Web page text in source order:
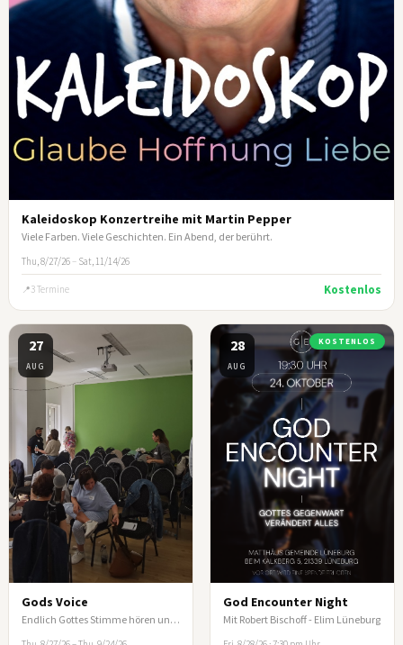
Kaleidoskop Konzertreihe mit Martin Pepper
Viele Farben. Viele Geschichten. Ein Abend, der berührt.
Thu, 8/27/26 – Sat, 11/14/26
3 Termine Kostenlos
27
AUG
Gods Voice
Endlich Gottes Stimme hören und nicht mehr spekulieren
28
AUG
KOSTENLOS
God Encounter Night
Mit Robert Bischoff - Elim Lüneburg